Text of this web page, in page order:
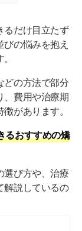
るだけ目立たず
の悩みを抱え
どの方法で部分
、費用や治療期
があります。
るおすすめの矯
選び方や、治療
解説しているの